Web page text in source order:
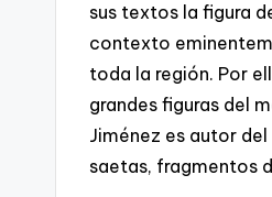
sus textos la figura
contexto
toda la región. Por
grandes figuras del
Jiménez es autor
saetas, fragmentos